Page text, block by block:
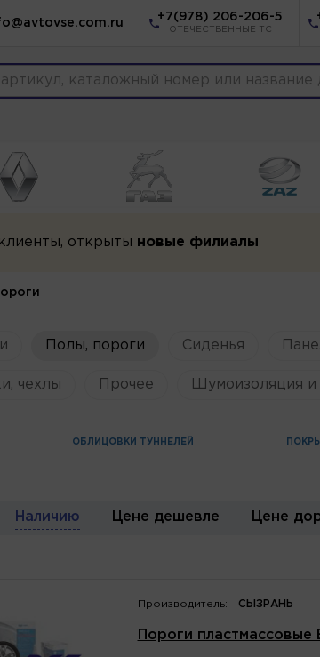
+7(978) 206-206-5
ОТЕЧЕСТВЕННЫЕ ТС
открыты новые филиалы
Полы, пороги Сиденья
чехлы Прочее Шумоизоляция
ОБЛИЦОВКИ ТУННЕЛЕЙ
Наличию Цене дешевле Цене
Производитель: СЫЗРАНЬ
Пороги пластмассовые